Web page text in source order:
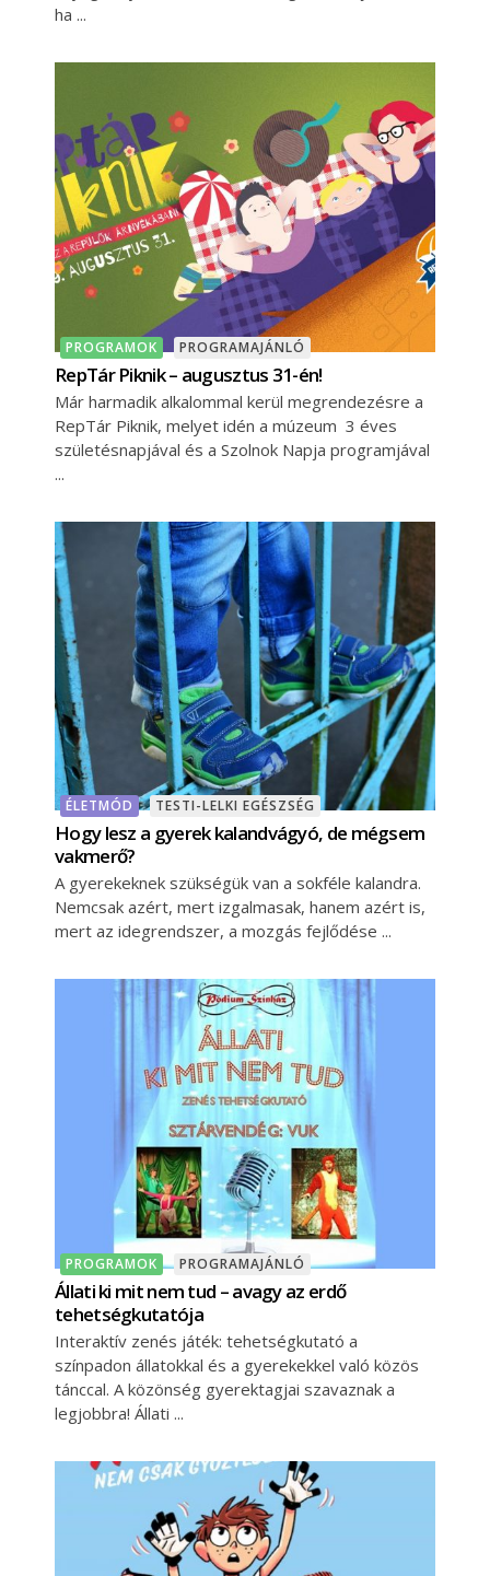
ha
PROGRAMOK PROGRAMAJÁNLÓ
RepTár Piknik – augusztus 31-én!
Már harmadik alkalommal kerül megrendezésre a
RepTár Piknik, melyet idén a múzeum 3 éves
születésnapjával és a Szolnok Napja programjával
ÉLETMÓD TESTI-LELKI EGÉSZSÉG
Hogy lesz a gyerek kalandvágyó, de mégsem
vakmerő?
A gyerekeknek szükségük van a sokféle kalandra.
Nemcsak azért, mert izgalmasak, hanem azért is,
mert az idegrendszer, a mozgás fejlődése
PROGRAMOK PROGRAMAJÁNLÓ
Állati ki mit nem tud – avagy az erdő
tehetségkutatója
Interaktív zenés játék: tehetségkutató a
színpadon állatokkal és a gyerekekkel való közös
tánccal. A közönség gyerektagjai szavaznak a
legjobbra! Állati